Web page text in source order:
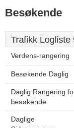
Besøkende
Trafikk Logliste
Verdens-rangering
Besøkende Daglig
Daglig Rangering
besøkende.
Daglige